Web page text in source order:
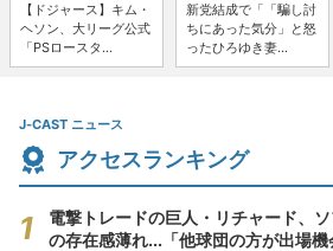
【ドジャース】キム・
ヘソン、大リーグ公式
「PSロースタ...
新党結成で「「騙し討
ちにあった気分」と怒
ったひろゆき妻...
J-CAST ニュース
アクセスランキング
電撃トレードの巨人・リチャード、
の存在感薄れ...「他球団の方が出場